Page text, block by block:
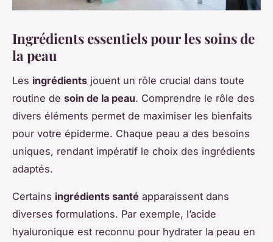
Ingrédients essentiels pour les soins de
la peau
Les ingrédients jouent un rôle crucial dans toute
routine de soin de la peau. Comprendre le rôle des
divers éléments permet de maximiser les bienfaits
pour votre épiderme. Chaque peau a des besoins
uniques, rendant impératif le choix des ingrédients
adaptés.
Certains ingrédients santé apparaissent dans
diverses formulations. Par exemple, l’acide
hyaluronique est reconnu pour hydrater la peau en